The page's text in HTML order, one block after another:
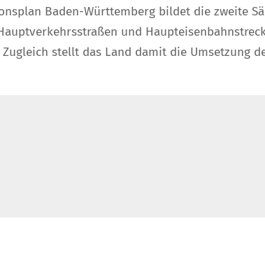
Baden-Württemberg bildet die zweite
und
stellt das Land damit die Umsetzung